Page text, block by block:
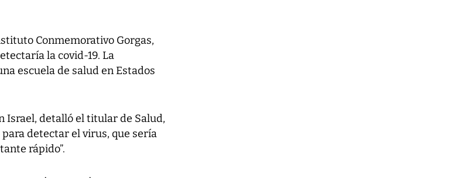
Conmemorativo Gorgas,
la covid-19. La
escuela de salud en Estados
Israel, detalló el titular de Salud,
detectar el virus, que sería
rápido”.